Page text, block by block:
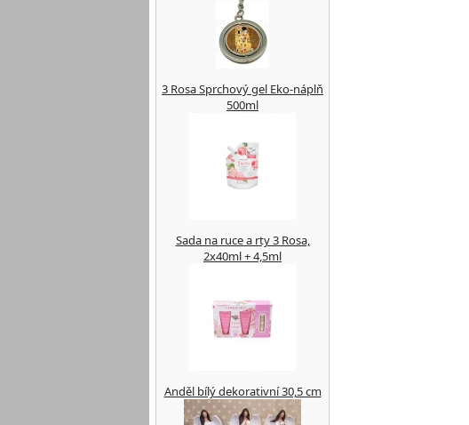
3 Rosa Sprchový gel Eko-náplň
500ml
Sada na ruce a rty 3 Rosa,
2x40ml + 4,5ml
Anděl bílý dekorativní 30,5 cm